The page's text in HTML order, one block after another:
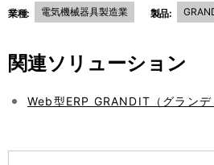
業種: 電気機械器具製造業 製品:
関連ソリューション
Web型ERP GRANDIT（グランデ